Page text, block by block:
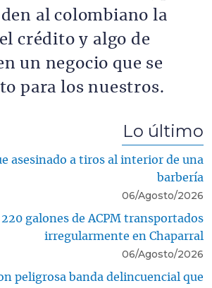
al colombiano la
crédito y algo de
un negocio que se
para los nuestros.
Lo último
asesinado a tiros al interior de una
barbería
06/Agosto/2026
galones de ACPM transportados
irregularmente en Chaparral
06/Agosto/2026
peligrosa banda delincuencial que